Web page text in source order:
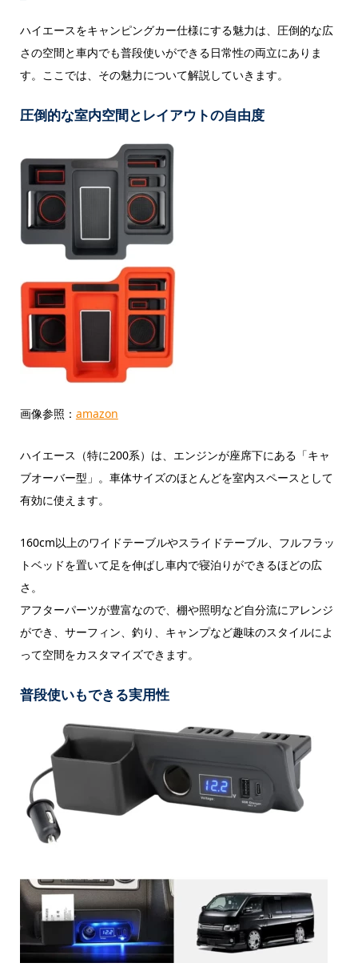
ハイエースをキャンピングカー仕様にする魅力は、圧倒的な広
さの空間と車内でも普段使いができる日常性の両立にありま
す。ここでは、その魅力について解説していきます。
圧倒的な室内空間とレイアウトの自由度
画像参照： amazon
ハイエース（特に200系）は、エンジンが座席下にある「キャ
ブオーバー型」。車体サイズのほとんどを室内スペースとして
有効に使えます。
160cm以上のワイドテーブルやスライドテーブル、フルフラッ
トベッドを置いて足を伸ばし車内で寝泊りができるほどの広
さ。
アフターパーツが豊富なので、棚や照明など自分流にアレンジ
ができ、サーフィン、釣り、キャンプなど趣味のスタイルによ
って空間をカスタマイズできます。
普段使いもできる実用性